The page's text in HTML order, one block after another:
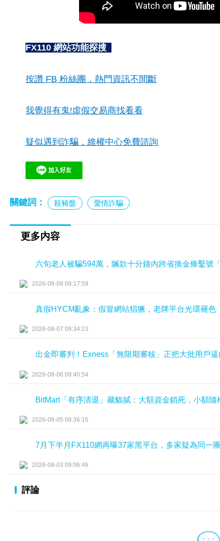
FX110 網站功能探搜
按讚 FB 粉絲團，熱門資訊不間斷
我覺得有鬼!虛假交易商找看看
疑似遇到詐騙，維權中心免費諮詢
關鍵詞： 殺豬盤 愛情詐騙
更多内容
六旬老人被騙594萬，贓款十分鐘內跨省換金條鑿號
2026-08-09 09:17:59
真假HYCM亂象：假冒網站猖獗，老牌平台光環褪色
2026-08-07 08:34:23
出金即審判！Exness「無限期審核」正把大批用戶
2026-08-06 08:40:54
BitMart「有序清退」藏貓膩：大額資金鎖死，小額隨
2026-08-05 08:36:15
7月下半月FX110網再曝37家黑平台，多家疑為同一
2026-08-03 09:06:46
評論